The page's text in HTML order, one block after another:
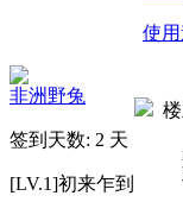
使
非洲野兔
签到天数: 2 天
[LV.1]初来乍到